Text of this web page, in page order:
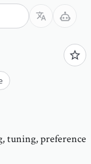
tuning, preference